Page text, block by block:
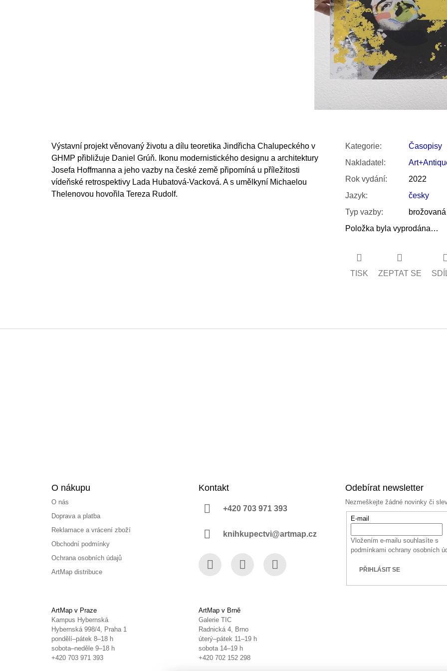
Výstavní projekt věnovaný životu a dílu teoretika Jindřicha Chalupeckého v
GHMP přibližuje Daniel Grúň. Ikonu modernistického designu a architektury
Josefa Hoffmanna a jeho vazby na české země připomíná u příležitosti
vídeňské retrospektivy Lada Hubatová-Vacková. A s umělkyní Michaelou
Thelenovou hovořila Tereza Rudolf.
Kategorie:
Časopisy
Nakladatel :
Rok vydání:
2022
Jazyk:
česky
Typ vazby:
brožovaná
Položka byla vyprodána…
TISK ZEPTAT SE
O nákupu
O nás
Doprava a platba
Reklamace a vrácení zboží
Obchodní podmínky
Ochrana osobních údajů
ArtMap distribuce
Kontakt
+420 703 971 393
knihkupectvi@artmap.cz
Odebírat newsletter
Nezmeškejte žádné novinky či
E-mail
Vložením e-mailu souhlasíte s
podmínkami ochrany osobních
PŘIHLÁSIT SE
ArtMap v Praze
Kampus Hybernská
Hybernská 998/4, Praha 1
pondělí–pátek 8–18 h
sobota–neděle 9–18 h
+420 703 971 393
ArtMap v Brně
Galerie TIC
Radnická 4, Brno
úterý–pátek 11–19 h
sobota 14–19 h
+420 702 152 298